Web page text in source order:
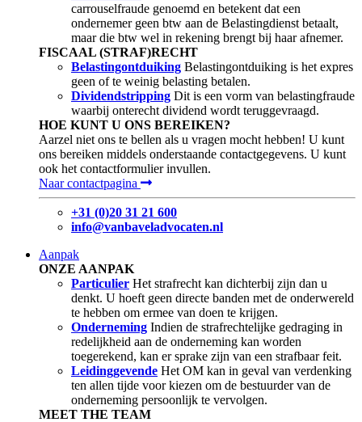
carrouselfraude genoemd en betekent dat een
ondernemer geen btw aan de Belastingdienst betaalt,
maar die btw wel in rekening brengt bij haar afnemer.
FISCAAL (STRAF)RECHT
Belastingontduiking Belastingontduiking is het expres
geen of te weinig belasting betalen.
Dividendstripping Dit is een vorm van belastingfraude
waarbij onterecht dividend wordt teruggevraagd.
HOE KUNT U ONS BEREIKEN?
Aarzel niet ons te bellen als u vragen mocht hebben! U kunt
ons bereiken middels onderstaande contactgegevens. U kunt
ook het contactformulier invullen.
Naar contactpagina
+31 (0)20 31 21 600
info@vanbaveladvocaten.nl
Aanpak
ONZE AANPAK
Particulier Het strafrecht kan dichterbij zijn dan u
denkt. U hoeft geen directe banden met de onderwereld
te hebben om ermee van doen te krijgen.
Onderneming Indien de strafrechtelijke gedraging in
redelijkheid aan de onderneming kan worden
toegerekend, kan er sprake zijn van een strafbaar feit.
Leidinggevende Het OM kan in geval van verdenking
ten allen tijde voor kiezen om de bestuurder van de
onderneming persoonlijk te vervolgen.
MEET THE TEAM